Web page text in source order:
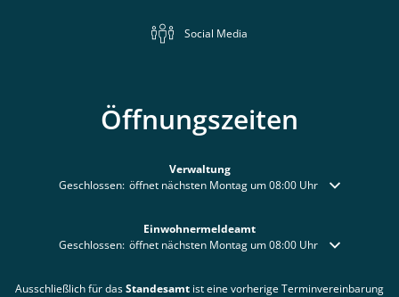
Social Media
Öffnungszeiten
Verwaltung
Klicken, um weitere Öffnungs- oder Schließzeiten auszublenden
Geschlossen: öffnet nächsten Montag um 08:00 Uhr
Einwohnermeldeamt
Klicken, um weitere Öffnungs- oder Schließzeiten auszublenden
Geschlossen: öffnet nächsten Montag um 08:00 Uhr
Ausschließlich für dasStandesamt ist eine vorherige Terminvereinbarung